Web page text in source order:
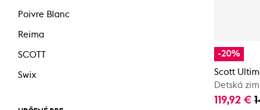
Poivre Blanc
Reima
SCOTT
Swix
-20%
Scott
Detská
119,92 €